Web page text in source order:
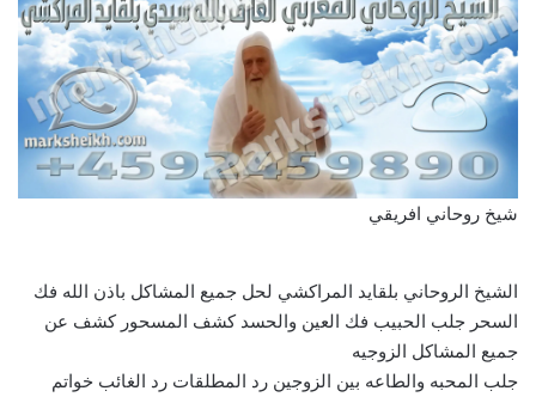
شيخ روحاني افريقي
الشيخ الروحاني بلقايد المراكشي لحل جميع المشاكل باذن الله فك
السحر جلب الحبيب فك العين والحسد كشف المسحور كشف عن
جميع المشاكل الزوجيه
جلب المحبه والطاعه بين الزوجين رد المطلقات رد الغائب خواتم